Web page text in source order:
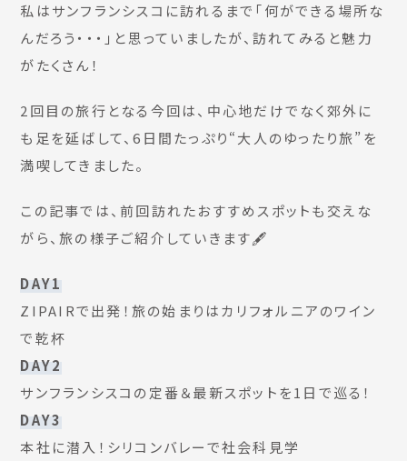
私はサンフランシスコに訪れるまで「何ができる場所な
んだろう・・・」と思っていましたが、訪れてみると魅力
がたくさん！
2回目の旅行となる今回は、中心地だけでなく郊外に
も足を延ばして、6日間たっぷり“大人のゆったり旅”を
満喫してきました。
この記事では、前回訪れたおすすめスポットも交えな
がら、旅の様子ご紹介していきます🖋
DAY1
ZIPAIRで出発！旅の始まりはカリフォルニアのワイン
で乾杯
DAY2
サンフランシスコの定番＆最新スポットを1日で巡る！
DAY3
本社に潜入！シリコンバレーで社会科見学